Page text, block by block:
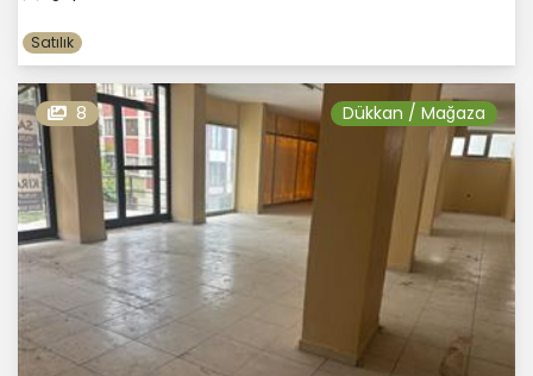
Satılık
8 Dükkan / Mağaza